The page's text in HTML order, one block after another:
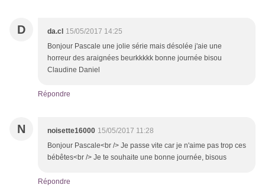
D da.cl 15/05/2017 14:25
Bonjour Pascale une jolie série mais désolée j'aie une
horreur des araignées beurkkkkk bonne journée bisou
Claudine Daniel
Répondre
N noisette16000 15/05/2017 11:28
Bonjour Pascale<br /> Je passe vite car je n'aime pas trop ces
bébêtes<br /> Je te souhaite une bonne journée, bisous
Répondre